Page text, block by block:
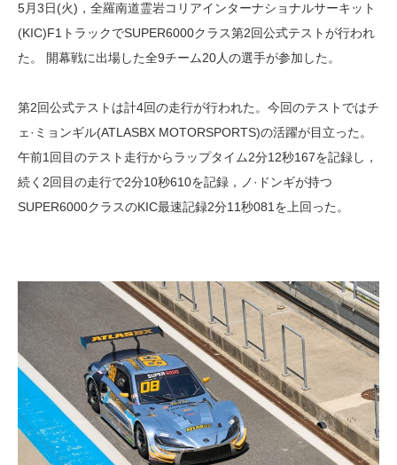
5月3日(火)，全羅南道霊岩コリアインターナショナルサーキット
(KIC)F1トラックでSUPER6000クラス第2回公式テストが行われ
た。 開幕戦に出場した全9チーム20人の選手が参加した。
第2回公式テストは計4回の走行が行われた。今回のテストではチ
ェ·ミョンギル(ATLASBX MOTORSPORTS)の活躍が目立った。
午前1回目のテスト走行からラップタイム2分12秒167を記録し，
続く2回目の走行で2分10秒610を記録，ノ·ドンギが持つ
SUPER6000クラスのKIC最速記録2分11秒081を上回った。